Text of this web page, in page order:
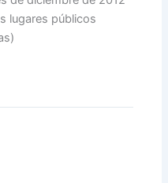
lugares públicos